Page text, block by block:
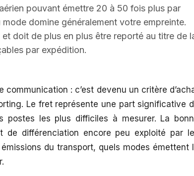
pouvant émettre 20 à 50 fois plus par
domine généralement votre empreinte.
doit de plus en plus être reporté au titre de
par expédition.
communication : c’est devenu un critère
Le fret représente une part significative
postes les plus difficiles à mesurer. La
de différenciation encore peu exploité par
du transport, quels modes émettent